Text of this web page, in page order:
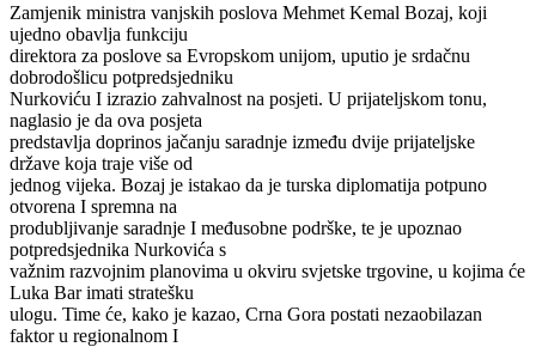
Zamjenik ministra vanjskih poslova Mehmet Kemal Bozaj, koji
ujedno obavlja funkciju
direktora za poslove sa Evropskom unijom, uputio je srdačnu
dobrodošlicu potpredsjedniku
Nurkoviću I izrazio zahvalnost na posjeti. U prijateljskom tonu,
naglasio je da ova posjeta
predstavlja doprinos jačanju saradnje između dvije prijateljske
države koja traje više od
jednog vijeka. Bozaj je istakao da je turska diplomatija potpuno
otvorena I spremna na
produbljivanje saradnje I međusobne podrške, te je upoznao
potpredsjednika Nurkovića s
važnim razvojnim planovima u okviru svjetske trgovine, u kojima će
Luka Bar imati stratešku
ulogu. Time će, kako je kazao, Crna Gora postati nezaobilazan
faktor u regionalnom I